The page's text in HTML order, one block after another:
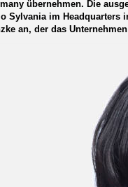
übernehmen. Die
Sylvania im Headquarters
an, der das